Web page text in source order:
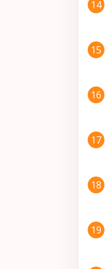
14
15
16
17
18
19